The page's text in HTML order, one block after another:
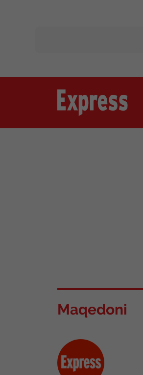
Maqedoni